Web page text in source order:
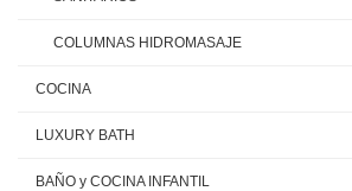
COLUMNAS HIDROMASAJE
COCINA
LUXURY BATH
BAÑO y COCINA INFANTIL